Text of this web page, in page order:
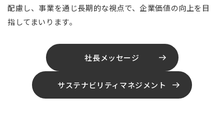
配慮し、事業を通じ長期的な視点で、企業価値の向上を目
指してまいります。
社長メッセージ
サステナビリティマネジメント